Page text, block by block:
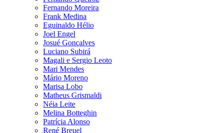
Fernando Moreira
Frank Medina
Eguinaldo Hélio
Joel Engel
Josué Gonçalves
Luciano Subirá
Magali e Sergio Leoto
Mari Mendes
Mário Moreno
Marisa Lobo
Matheus Grismaldi
Néia Leite
Melina Botteghin
Patrícia Alonso
René Breuel